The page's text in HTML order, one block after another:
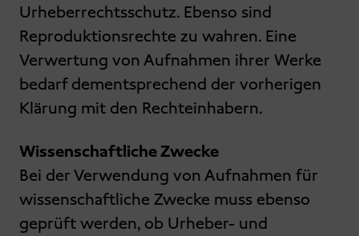
Urheberrechtsschutz. Ebenso sind
Reproduktionsrechte zu wahren. Eine
Verwertung von Aufnahmen ihrer Werke
bedarf dementsprechend der vorherigen
Klärung mit den Rechteinhabern.
Wissenschaftliche Zwecke
Bei der Verwendung von Aufnahmen für
wissenschaftliche Zwecke muss ebenso
geprüft werden, ob Urheber- und